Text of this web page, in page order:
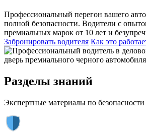
Профессиональный перегон вашего
полной безопасности. Водители с
премиальных марок от 10 лет и
Забронировать водителя Как это
Разделы знаний
Экспертные материалы по